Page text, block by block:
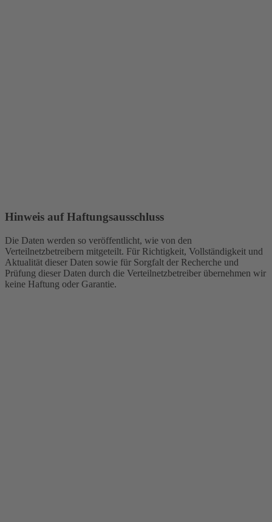
Hinweis auf Haftungsausschluss
Die Daten werden so veröffentlicht, wie von den
Verteilnetzbetreibern mitgeteilt. Für Richtigkeit, Vollständigkeit und
Aktualität dieser Daten sowie für Sorgfalt der Recherche und
Prüfung dieser Daten durch die Verteilnetzbetreiber übernehmen wir
keine Haftung oder Garantie.